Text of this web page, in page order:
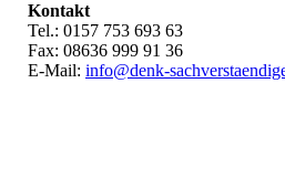
Kontakt
Tel.: 0157 753 693 63
Fax: 08636 999 91 36
E-Mail: info@denk-